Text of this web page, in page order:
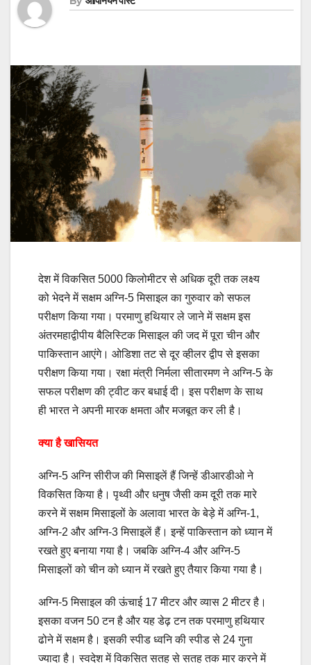
देश में विकसित 5000 किलोमीटर से अधिक दूरी तक लक्ष्य
को भेदने में सक्षम अग्नि-5 मिसाइल का गुरुवार को सफल
परीक्षण किया गया। परमाणु हथियार ले जाने में सक्षम इस
अंतरमहाद्वीपीय बैलिस्टिक मिसाइल की जद में पूरा चीन और
पाकिस्तान आएंगे। ओडिशा तट से दूर व्हीलर द्वीप से इसका
परीक्षण किया गया। रक्षा मंत्री निर्मला सीतारमण ने अग्नि-5 के
सफल परीक्षण की ट्वीट कर बधाई दी। इस परीक्षण के साथ
ही भारत ने अपनी मारक क्षमता और मजबूत कर ली है।
क्या है खासियत
अग्नि-5 अग्नि सीरीज की मिसाइलें हैं जिन्हें डीआरडीओ ने
विकसित किया है। पृथ्वी और धनुष जैसी कम दूरी तक मारे
करने में सक्षम मिसाइलों के अलावा भारत के बेड़े में अग्नि-1,
अग्नि-2 और अग्नि-3 मिसाइलें हैं। इन्हें पाकिस्तान को ध्यान में
रखते हुए बनाया गया है। जबकि अग्नि-4 और अग्नि-5
मिसाइलों को चीन को ध्यान में रखते हुए तैयार किया गया है।
अग्नि-5 मिसाइल की ऊंचाई 17 मीटर और व्यास 2 मीटर है।
इसका वजन 50 टन है और यह डेढ़ टन तक परमाणु हथियार
ढोने में सक्षम है। इसकी स्पीड ध्वनि की स्पीड से 24 गुना
ज्यादा है। स्वदेश में विकसित सतह से सतह तक मार करने में